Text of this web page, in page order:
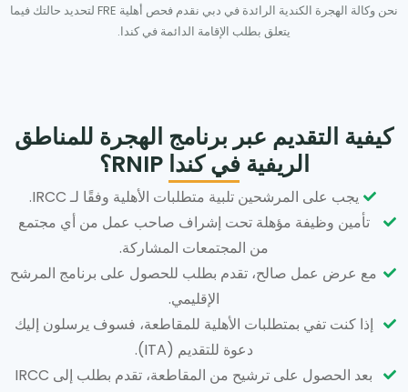
نحن وكالة الهجرة الكندية الرائدة في دبي نقدم فحص أهلية FRE لتحديد حالتك فيما
يتعلق بطلب الإقامة الدائمة في كندا.
كيفية التقديم عبر برنامج الهجرة للمناطق
الريفية في كندا RNIP؟
يجب على المرشحين تلبية متطلبات الأهلية وفقًا لـ IRCC.
تأمين وظيفة مؤهلة تحت إشراف صاحب عمل من أي مجتمع
من المجتمعات المشاركة.
مع عرض عمل صالح، تقدم بطلب للحصول على برنامج المرشح
الإقليمي.
إذا كنت تفي بمتطلبات الأهلية للمقاطعة، فسوف يرسلون إليك
دعوة للتقديم (ITA).
بعد الحصول على ترشيح من المقاطعة، تقدم بطلب إلى IRCC